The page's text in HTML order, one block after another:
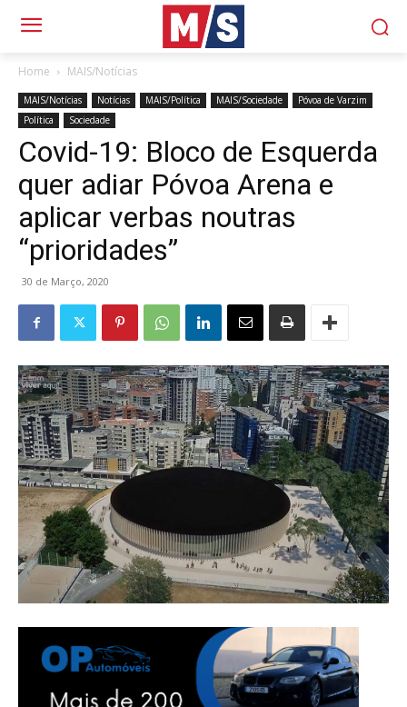
Home MAIS/Notícias
MAIS/Notícias Notícias MAIS/Política MAIS/Sociedade
Póvoa de Varzim
Política
Sociedade
Covid-19: Bloco de Esquerda
quer adiar Póvoa Arena e
aplicar verbas noutras
“prioridades”
30 de Março, 2020